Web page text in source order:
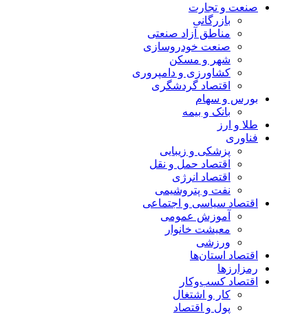
صنعت و تجارت
بازرگانی
مناطق آزاد صنعتی
صنعت خودروسازی
شهر و مسکن
کشاورزی و دامپروری
اقتصاد گردشگری
بورس و سهام
بانک و بیمه
طلا و ارز
فناوری
پزشکی و زیبایی
اقتصاد حمل و نقل
اقتصاد انرژی
نفت و پتروشیمی
اقتصاد سیاسی و اجتماعی
آموزش عمومی
معیشت خانوار
ورزشی
اقتصاد استان‌ها
رمزارزها
اقتصاد کسب‌و‌کار
کار و اشتغال
پول و اقتصاد